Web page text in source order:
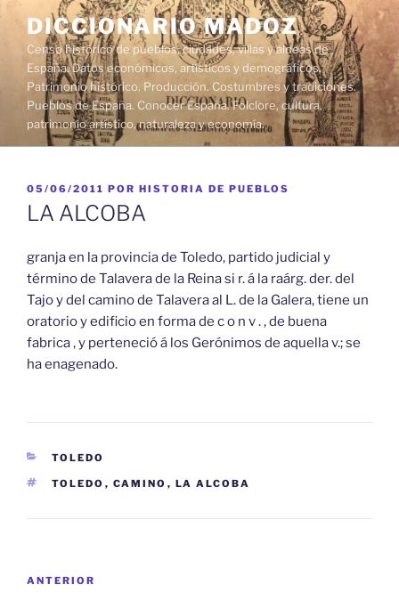
contenido
DICCIONARIO MADOZ
Censo histórico de pueblos, ciudades, villas y aldeas de
España. Datos económicos, artísticos y demográficos.
Patrimonio histórico. Producción. Costumbres y tradiciones.
Pueblos de España. Conocer España. Folclore, cultura,
patrimonio artístico, naturaleza y economía.
PUBLICADO
EL
05/06/2011 POR HISTORIA DE PUEBLOS
LA ALCOBA
granja en la provincia de Toledo, partido judicial y
término de Talavera de la Reina si r. á la raárg. der. del
Tajo y del camino de Talavera al L. de la Galera, tiene un
oratorio y edificio en forma de c o n v . , de buena
fabrica , y perteneció á los Gerónimos de aquella v.; se
ha enagenado.
CATEGORÍAS
TOLEDO
ETIQUETAS
TOLEDO , CAMINO , LA ALCOBA
Entrada
ANTERIOR